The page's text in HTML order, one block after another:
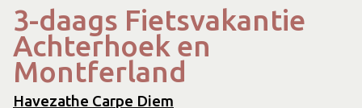
3-daags Fietsvakantie
Achterhoek en
Montferland
Havezathe Carpe Diem